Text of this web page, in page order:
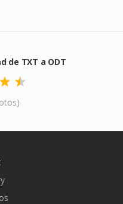
de TXT a ODT